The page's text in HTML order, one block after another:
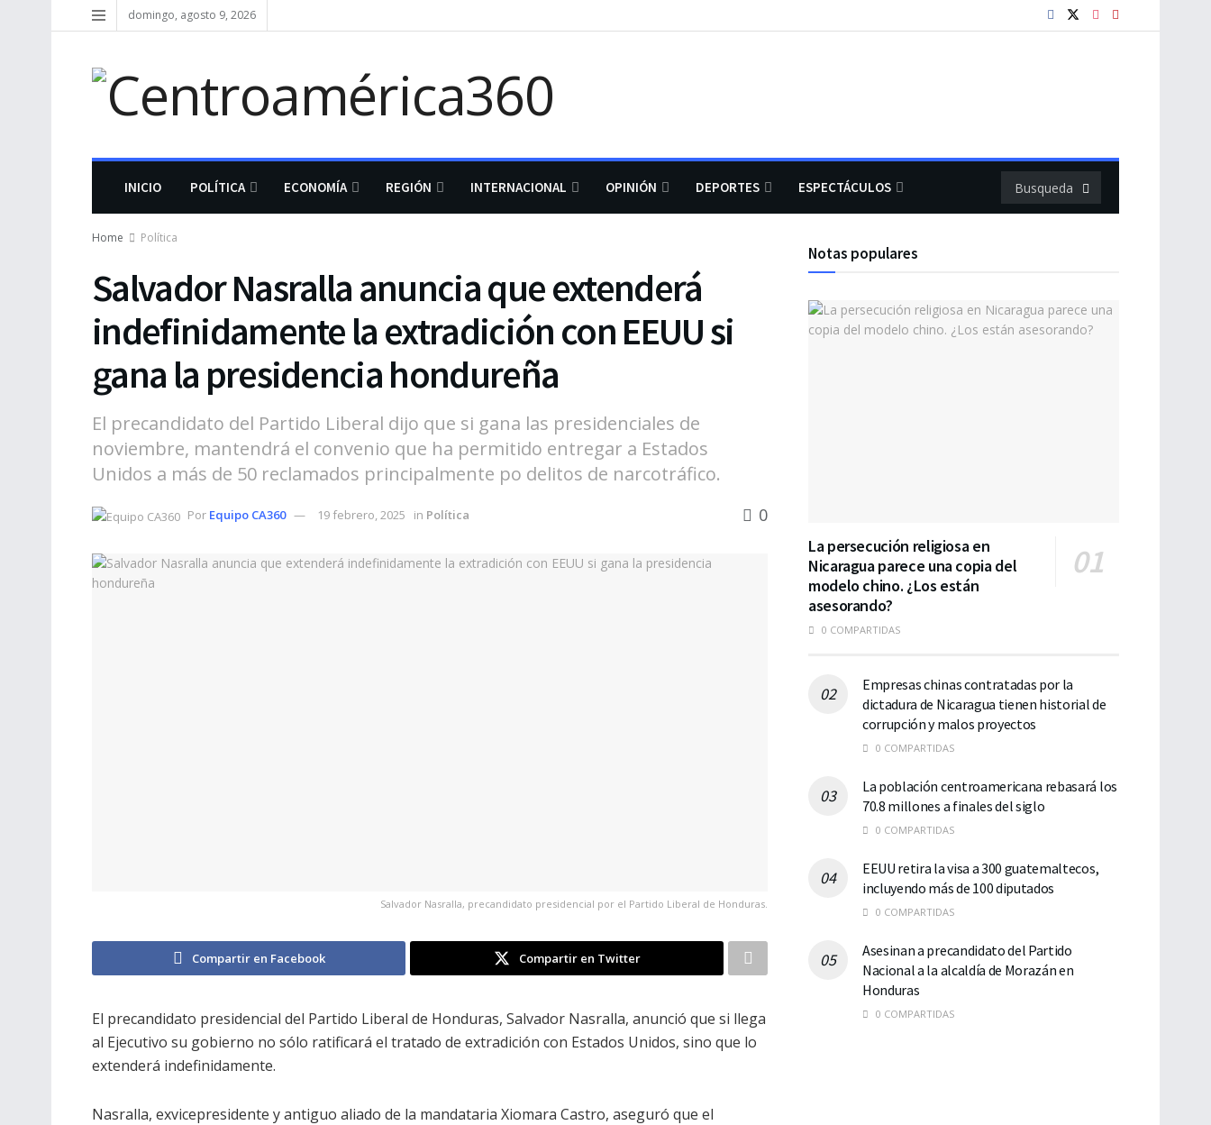
domingo, agosto 9, 2026
INICIO POLÍTICA ECONOMÍA REGIÓN INTERNACIONAL OPINIÓN DEPORTES ESPECTÁCULOS
Home Política
Salvador Nasralla anuncia que extenderá
indefinidamente la extradición con EEUU si
gana la presidencia hondureña
El precandidato del Partido Liberal dijo que si gana las presidenciales de
noviembre, mantendrá el convenio que ha permitido entregar a Estados
Unidos a más de 50 reclamados principalmente po delitos de narcotráfico.
Por Equipo CA360 19 febrero, 2025 in Política 0
Salvador Nasralla, precandidato presidencial por el Partido Liberal de Honduras.
Compartir en Facebook Compartir en Twitter
El precandidato presidencial del Partido Liberal de Honduras, Salvador Nasralla, anunció que si llega
al Ejecutivo su gobierno no sólo ratificará el tratado de extradición con Estados Unidos, sino que lo
extenderá indefinidamente.
Nasralla, exvicepresidente y antiguo aliado de la mandataria Xiomara Castro, aseguró que el
Notas populares
La persecución religiosa en
Nicaragua parece una copia del
modelo chino. ¿Los están
asesorando?
0 COMPARTIDAS
Empresas chinas contratadas por la
dictadura de Nicaragua tienen historial de
corrupción y malos proyectos
0 COMPARTIDAS
La población centroamericana rebasará los
70.8 millones a finales del siglo
0 COMPARTIDAS
EEUU retira la visa a 300 guatemaltecos,
incluyendo más de 100 diputados
0 COMPARTIDAS
Asesinan a precandidato del Partido
Nacional a la alcaldía de Morazán en
Honduras
0 COMPARTIDAS